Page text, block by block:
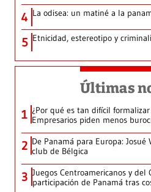
4 La odisea: un matiné a la
5 Etnicidad, estereotipo y
Últimas
1 ¿Por qué es tan difícil
Empresarios piden menos
2 De Panamá para Europa:
club de Bélgica
3 Juegos Centroamericanos y del
participación de Panamá tras